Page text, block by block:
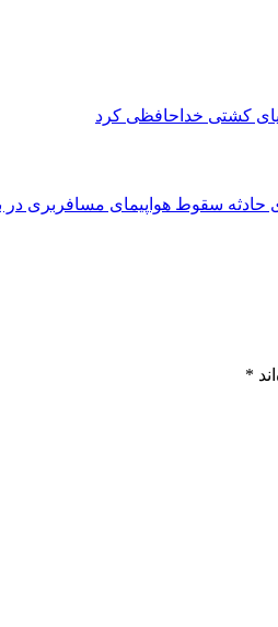
کشتی خداحافظی کرد
*